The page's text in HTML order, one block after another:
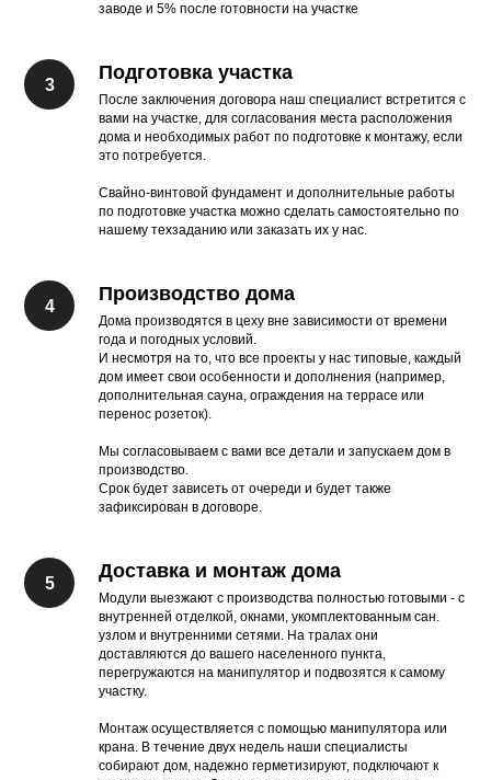
заводе и 5% после готовности на участке
Подготовка участка
После заключения договора наш специалист встретится с
вами на участке, для согласования места расположения
дома и необходимых работ по подготовке к монтажу, если
это потребуется.
Свайно-винтовой фундамент и дополнительные работы
по подготовке участка можно сделать самостоятельно по
нашему техзаданию или заказать их у нас.
Производство дома
Дома производятся в цеху вне зависимости от времени
года и погодных условий.
И несмотря на то, что все проекты у нас типовые, каждый
дом имеет свои особенности и дополнения (например,
дополнительная сауна, ограждения на террасе или
перенос розеток).
Мы согласовываем с вами все детали и запускаем дом в
производство.
Срок будет зависеть от очереди и будет также
зафиксирован в договоре.
Доставка и монтаж дома
Модули выезжают с производства полностью готовыми - с
внутренней отделкой, окнами, укомплектованным сан.
узлом и внутренними сетями. На тралах они
доставляются до вашего населенного пункта,
перегружаются на манипулятор и подвозятся к самому
участку.
Монтаж осуществляется с помощью манипулятора или
крана. В течение двух недель наши специалисты
собирают дом, надежно герметизируют, подключают к